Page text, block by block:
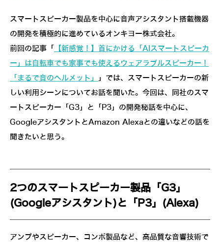
スマートスピーカー製品を中心に音声アシスタント搭載機器
の開発を積極的に進めているオンキヨー株式会社。
前回の記事「
【新感覚！】首にかける「AIスマートスピーカ
ー」は自転車でも家事でも使えるウェアラブルスピーカー！
「まるで音のヘルメット」
」では、スマートスピーカーの新
しい利用シーンについてお話を聞いた。今回は、同社のスマ
ートスピーカー「G3」と「P3」の開発秘話を中心に、
GoogleアシスタントとAmazon Alexaとの違いなどの話を
聞きたいと思う。
2つのスマートスピーカー製品「G3」
(Googleアシスタント)と「P3」(Alexa)
アンプやスピーカー、コンポ製品など、高品質な音響技術で